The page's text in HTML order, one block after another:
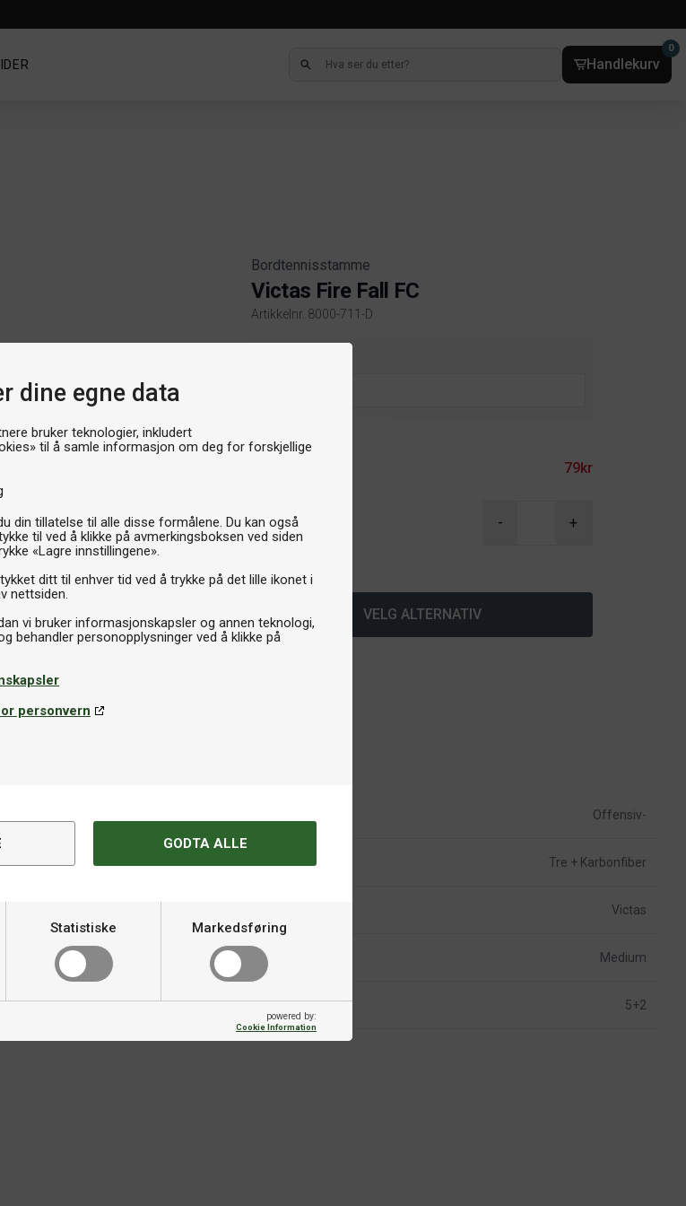
dine egne data
bruker teknologier, inkludert
til å samle informasjon om deg for forskjellige
din tillatelse til alle disse formålene. Du kan også
til ved å klikke på avmerkingsboksen ved siden
«Lagre innstillingene».
ditt til enhver tid ved å trykke på det lille ikonet i
nettsiden.
vi bruker informasjonskapsler og annen teknologi,
behandler personopplysninger ved å klikke på
personvern
GODTA ALLE
Statistiske Markedsføring
powered by:
Cookie Information
Handlekurv
0
Bordtennisstamme
Victas Fire Fall FC
Artikkelnr. 8000-711-D
Product information
Velg tilbehør
79kr
- +
VELG ALTERNATIV
utviklet
som gir
som
slag.
Offensiv-
Material Tre + Karbonfiber
Victas
Kontroll Medium
Antall lag 5+2